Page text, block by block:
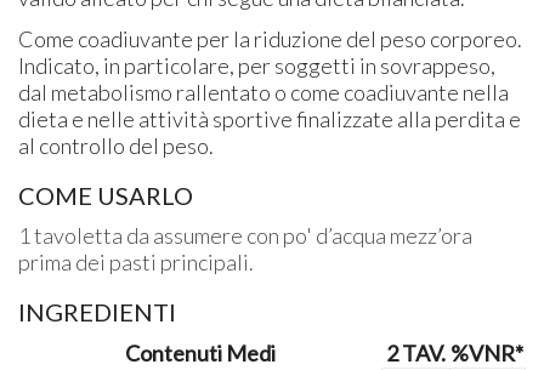
Come coadiuvante per la riduzione del peso corporeo.
Indicato, in particolare, per soggetti in sovrappeso,
dal metabolismo rallentato o come coadiuvante nella
dieta e nelle attività sportive finalizzate alla perdita e
al controllo del peso.
COME USARLO
1 tavoletta da assumere con po' d’acqua mezz’ora
prima dei pasti principali.
INGREDIENTI
Contenuti Medi 2 TAV. %VNR*